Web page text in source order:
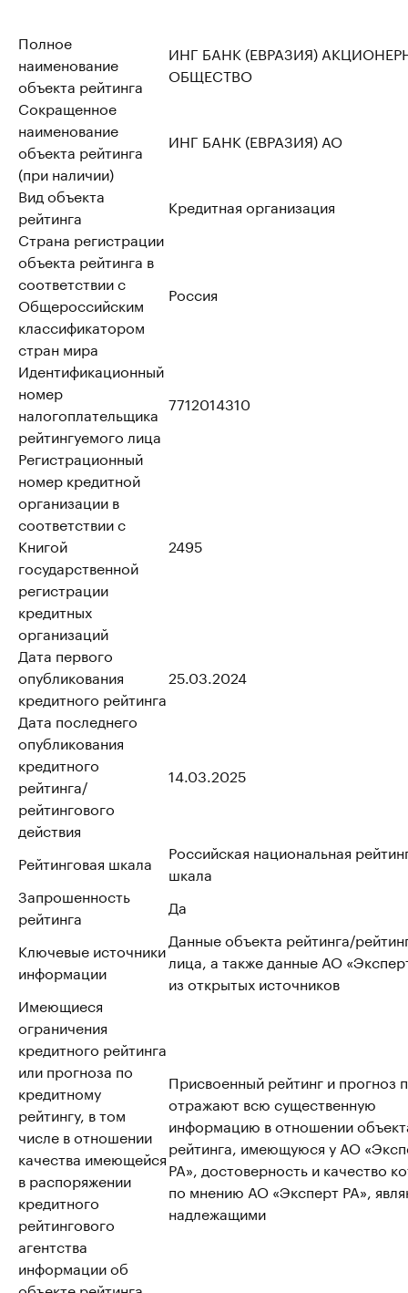
Полное
наименование
объекта рейтинга
ИНГ БАНК (ЕВРАЗИЯ)
ОБЩЕСТВО
Сокращенное
наименование
объекта рейтинга
(при наличии)
ИНГ БАНК (ЕВРАЗИЯ) АО
Вид объекта
рейтинга
Кредитная организация
Страна регистрации
объекта рейтинга в
соответствии с
Общероссийским
классификатором
стран мира
Россия
Идентификационный
номер
налогоплательщика
рейтингуемого лица
7712014310
Регистрационный
номер кредитной
организации в
соответствии с
Книгой
государственной
регистрации
кредитных
организаций
2495
Дата первого
опубликования
кредитного рейтинга
25.03.2024
Дата последнего
опубликования
кредитного
рейтинга/
рейтингового
действия
14.03.2025
Рейтинговая шкала
Российская национальная
шкала
Запрошенность
рейтинга
Да
Ключевые источники
информации
Данные объекта рейтинга/
лица, а также данные АО
из открытых источников
Имеющиеся
ограничения
кредитного рейтинга
или прогноза по
кредитному
рейтингу, в том
числе в отношении
качества имеющейся
в распоряжении
кредитного
рейтингового
агентства
информации об
Присвоенный рейтинг и прогноз
отражают всю существенную
информацию в отношении
рейтинга, имеющуюся у АО
РА», достоверность и качество
по мнению АО «Эксперт РА»,
надлежащими